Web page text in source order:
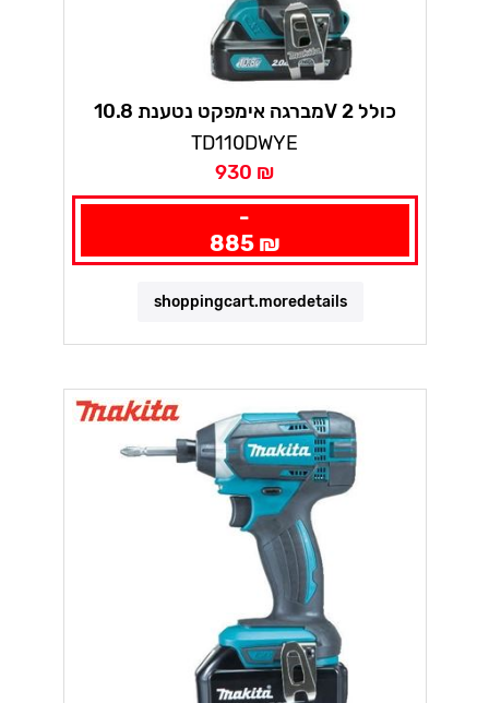
מברגה אימפקט נטענת 10.8V כולל 2
סוללות 1.5AH ליתיום מקיטהTD110DWYE
930 ₪
-
885 ₪
shoppingcart.moredetails